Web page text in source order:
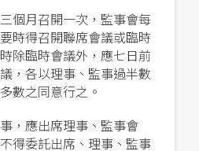
個月召開一次，監事會每
時得召開聯席會議或臨時
除臨時會議外，應七日前
，各以理事、監事過半數
數之同意行之。
，應出席理事、監事會
得委託出席、理事、監事